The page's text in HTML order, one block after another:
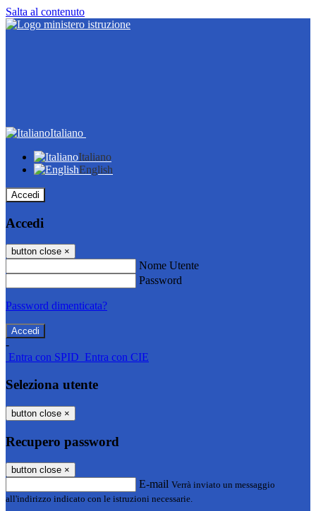
Salta al contenuto
Italiano
Italiano
English
Accedi
Accedi
button close ×
Nome Utente
Password
Password dimenticata?
-
Entra con SPID Entra con CIE
Seleziona utente
button close ×
Recupero password
button close ×
E-mail Verrà inviato un messaggio
all'indirizzo indicato con le istruzioni necessarie.